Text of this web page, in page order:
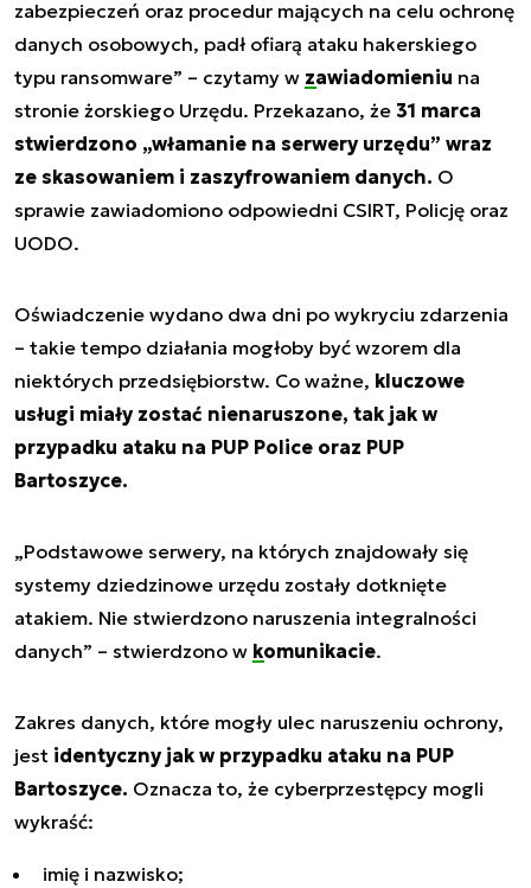
zabezpieczeń oraz procedur mających na celu ochronę
danych osobowych, padł ofiarą ataku hakerskiego
typu ransomware” – czytamy w zawiadomieniu na
stronie żorskiego Urzędu. Przekazano, że 31 marca
stwierdzono „włamanie na serwery urzędu” wraz
ze skasowaniem i zaszyfrowaniem danych. O
sprawie zawiadomiono odpowiedni CSIRT, Policję oraz
UODO.
Oświadczenie wydano dwa dni po wykryciu zdarzenia
– takie tempo działania mogłoby być wzorem dla
niektórych przedsiębiorstw. Co ważne, kluczowe
usługi miały zostać nienaruszone, tak jak w
przypadku ataku na PUP Police oraz PUP
Bartoszyce.
„Podstawowe serwery, na których znajdowały się
systemy dziedzinowe urzędu zostały dotknięte
atakiem. Nie stwierdzono naruszenia integralności
danych” – stwierdzono w komunikacie.
Zakres danych, które mogły ulec naruszeniu ochrony,
jest identyczny jak w przypadku ataku na PUP
Bartoszyce. Oznacza to, że cyberprzestępcy mogli
wykraść:
imię i nazwisko;